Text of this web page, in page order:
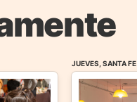
JUEVES, SANTA FE